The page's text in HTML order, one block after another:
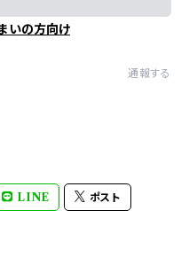
いの方向け
通報する
LINE ポスト